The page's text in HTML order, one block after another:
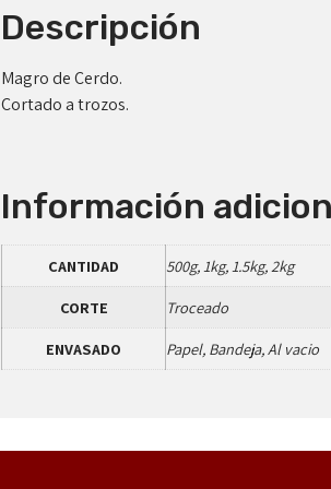
Descripción
Magro de Cerdo.
Cortado a trozos.
Información
CANTIDAD
500g, 1kg, 1.5kg, 2kg
CORTE
Troceado
ENVASADO
Papel, Bandeja, Al vacio